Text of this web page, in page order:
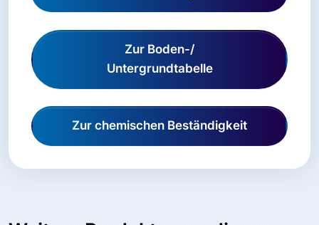
Zur Boden-/
Untergrundtabelle
Zur chemischen Beständigkeit